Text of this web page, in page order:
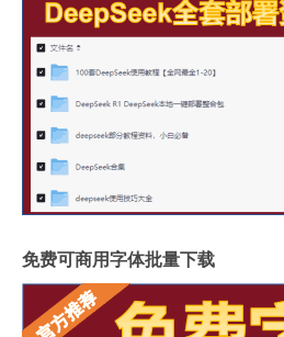
免费可商用字体批量下载